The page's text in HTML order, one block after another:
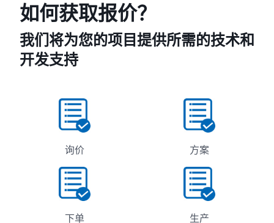
如何获取报价？
我们将为您的项目提供所需的技术和
开发支持
询价 方案
下单 生产